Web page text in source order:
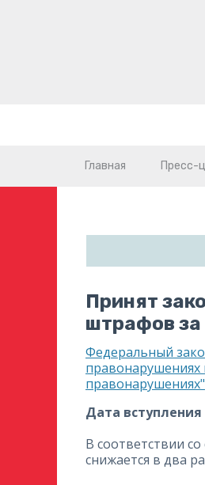
Главная Пресс-
Принят
штрафов за
Федеральный
правонарушениях
правонарушениях"
Дата вступления
В соответствии
снижается в два